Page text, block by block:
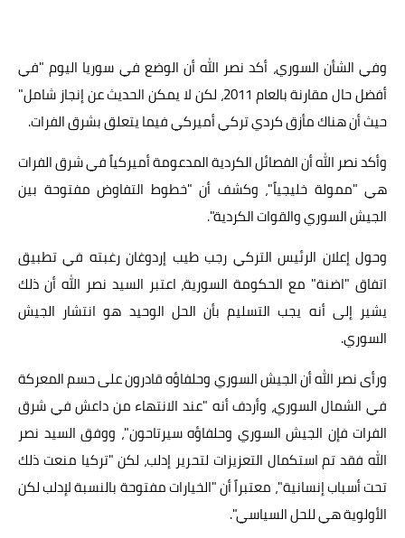
وفي الشأن السوري، أكد نصر الله أن الوضع في سوريا اليوم "في
أفضل حال مقارنة بالعام 2011، لكن لا يمكن الحديث عن إنجاز شامل"
حيث أن هناك مأزق كردي تركي أميركي فيما يتعلق بشرق الفرات.
وأكد نصر الله أن الفصائل الكردية المدعومة أميركياً في شرق الفرات
هي "ممولة خليجياً"، وكشف أن "خطوط التفاوض مفتوحة بين
الجيش السوري والقوات الكردية".
وحول إعلان الرئيس التركي رجب طيب إردوغان رغبته في تطبيق
اتفاق "اضنة" مع الحكومة السورية، اعتبر السيد نصر الله أن ذلك
يشير إلى أنه يجب التسليم بأن الحل الوحيد هو انتشار الجيش
السوري.
ورأى نصر الله أن الجيش السوري وحلفاؤه قادرون على حسم المعركة
في الشمال السوري، وأردف أنه "عند الانتهاء من داعش في شرق
الفرات فإن الجيش السوري وحلفاؤه سيرتاحون"، ووفق السيد نصر
الله فقد تم استكمال التعزيزات لتحرير إدلب، لكن "تركيا منعت ذلك
تحت أسباب إنسانية"، معتبراً أن "الخيارات مفتوحة بالنسبة لإدلب لكن
الأولوية هي للحل السياسي".